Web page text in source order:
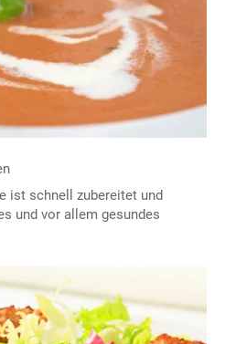
ist schnell zubereitet und
und vor allem gesundes